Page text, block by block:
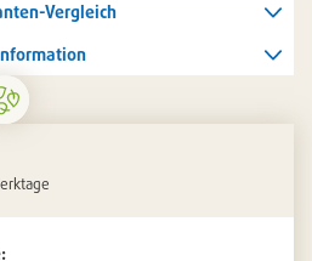
Vergleich